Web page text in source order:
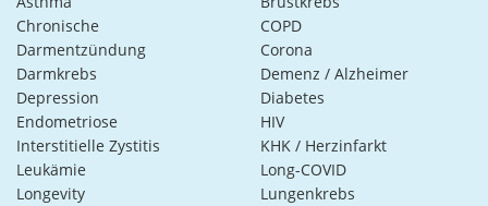
Chronische
Darmentzündung
COPD
Corona
Darmkrebs
Demenz / Alzheimer
Depression
Diabetes
Endometriose
HIV
Interstitielle Zystitis
KHK / Herzinfarkt
Leukämie
Long-COVID
Longevity
Lungenkrebs